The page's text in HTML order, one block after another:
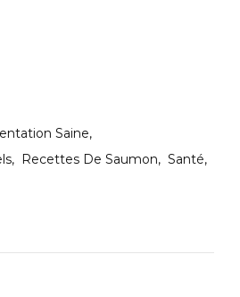
Saine
Recettes De Saumon
Santé